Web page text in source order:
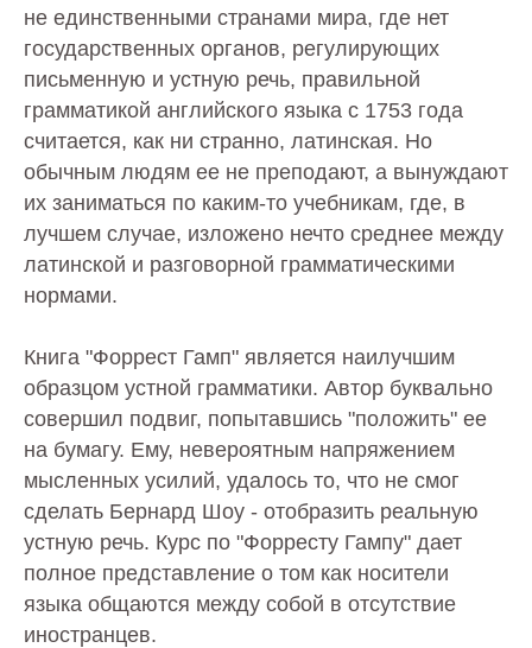
не единственными странами мира, где нет
государственных органов, регулирующих
письменную и устную речь, правильной
грамматикой английского языка с 1753 года
считается, как ни странно, латинская. Но
обычным людям ее не преподают, а вынуждают
их заниматься по каким-то учебникам, где, в
лучшем случае, изложено нечто среднее между
латинской и разговорной грамматическими
нормами.
Книга "Форрест Гамп" является наилучшим
образцом устной грамматики. Автор буквально
совершил подвиг, попытавшись "положить" ее
на бумагу. Ему, невероятным напряжением
мысленных усилий, удалось то, что не смог
сделать Бернард Шоу - отобразить реальную
устную речь. Курс по "Форресту Гампу" дает
полное представление о том как носители
языка общаются между собой в отсутствие
иностранцев.